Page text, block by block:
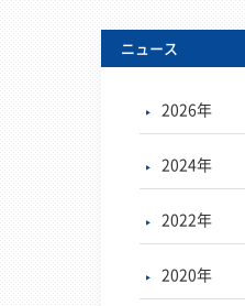
ニュース
2026年
2024年
2022年
2020年